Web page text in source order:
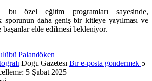
bu özel eğitim programları sayesinde,
sporunun daha geniş bir kitleye yayılması ve
elde edilmesi bekleniyor.
Palandöken
Doğu Gazetesi Bir e-posta göndermek 5
5 Şubat 2025